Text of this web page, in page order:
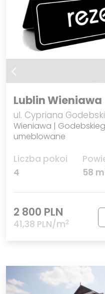
Lublin Wieniawa
ul. Cypriana
Wieniawa |
umeblowane
Liczba pokoi
4
58 m
2 800 PLN
41,38 PLN/m2